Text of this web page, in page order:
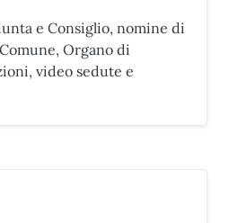
e Consiglio, nomine di
Organo di
video sedute e